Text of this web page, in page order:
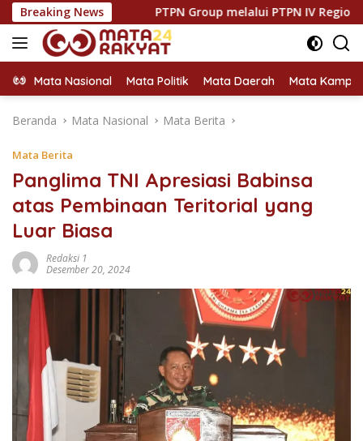
Langsung
ke
konten
Breaking NewsPTPN Group melalui PTPN IV Regional VII
Mata Nasional Mata Politik Mata Daerah Mata
Beranda Mata Nasional Mata Berita
Mata Berita
Panglima TNI Apresiasi Babinsa
atas Pembinaan Teritorial yang
Luar Biasa
Redaksi 1
Desember 20, 2024